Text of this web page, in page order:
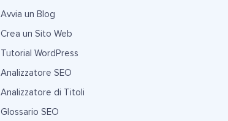
Avvia un Blog
Crea un Sito Web
Tutorial WordPress
Analizzatore SEO
Analizzatore di Titoli
Glossario SEO